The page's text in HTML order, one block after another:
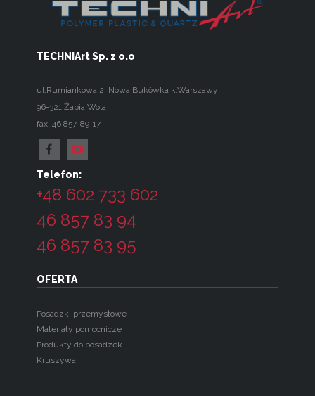
TECHNIArt Sp. z o.o
ul.Rumiankowa 2, Nowa Bukówka k.Warszawy
96-321Żabia Wola
fax. 46 857-89-17
Telefon:
+48 602 733 602
46 857 83 94
46 857 83 95
OFERTA
Posadzki przemysłowe
Materiały pomocnicze
Produkty do posadzek
Kruszywa